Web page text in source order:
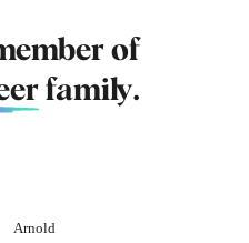
of
family.
Arnold